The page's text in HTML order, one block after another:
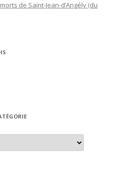
de Saint-Jean-d’Angély (du